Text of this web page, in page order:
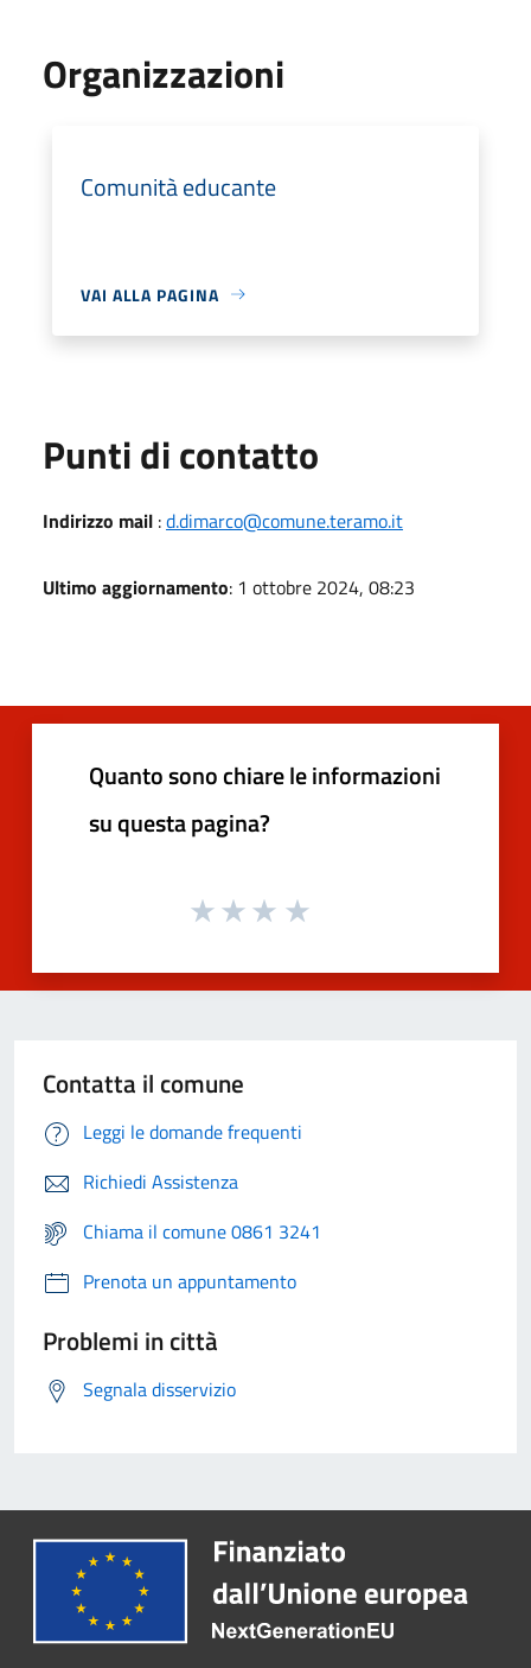
Organizzazioni
Comunità educante
VAI ALLA PAGINA
Punti di contatto
Indirizzo mail :d.dimarco@comune.teramo.it
Ultimo aggiornamento: 1 ottobre 2024, 08:23
Quanto sono chiare le informazioni
su questa pagina?
Contatta il comune
Leggi le domande frequenti
Richiedi Assistenza
Chiama il comune 0861 3241
Prenota un appuntamento
Problemi in città
Segnala disservizio